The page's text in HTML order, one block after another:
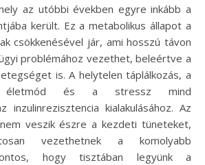
az utóbbi években egyre inkább a
került. Ez a metabolikus állapot a
csökkenésével jár, ami hosszú távon
problémához vezethet, beleértve a
is. A helytelen táplálkozás, a
életmód és a stressz mind
inzulinrezisztencia kialakulásához. Az
veszik észre a kezdeti tüneteket,
vezethetnek a komolyabb
hogy tisztában legyünk a